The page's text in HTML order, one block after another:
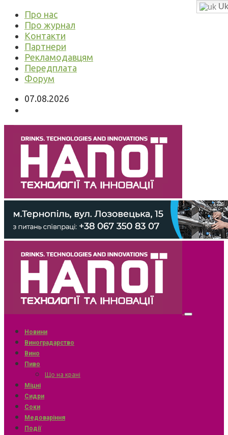
Про нас
Про журнал
Контакти
Партнери
Рекламодавцям
Передплата
Форум
07.08.2026
Новини
Виноградарство
Вино
Пиво
Що на крані
Міцні
Сидри
Соки
Медоваріння
Події